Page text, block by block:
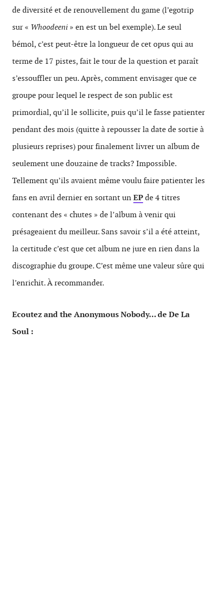
de diversité et de renouvellement du game (l’egotrip
sur « Whoodeeni» en est un bel exemple). Le seul
bémol, c’est peut-être la longueur de cet opus qui au
terme de 17 pistes, fait le tour de la question et paraît
s’essouffler un peu. Après, comment envisager que ce
groupe pour lequel le respect de son public est
primordial, qu’il le sollicite, puis qu’il le fasse patienter
pendant des mois (quitte à repousser la date de sortie à
plusieurs reprises) pour finalement livrer un album de
seulement une douzaine de tracks? Impossible.
Tellement qu’ils avaient même voulu faire patienter les
fans en avril dernier en sortant unEPde 4 titres
contenant des « chutes » de l’album à venir qui
présageaient du meilleur. Sans savoir s’il a été atteint,
la certitude c’est que cet album ne jure en rien dans la
discographie du groupe. C’est même une valeur sûre qui
l’enrichit. À recommander.
Ecoutez and the Anonymous Nobody… de De La
Soul :